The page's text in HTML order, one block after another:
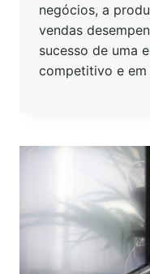
negócios, a
vendas
sucesso de uma
competitivo e